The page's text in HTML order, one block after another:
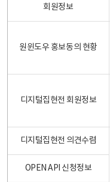
회원정보
원윈도우 홍보동의 현황
디지털집현전 회원정보
디지털집현전 의견수렴
OPEN API 신청정보